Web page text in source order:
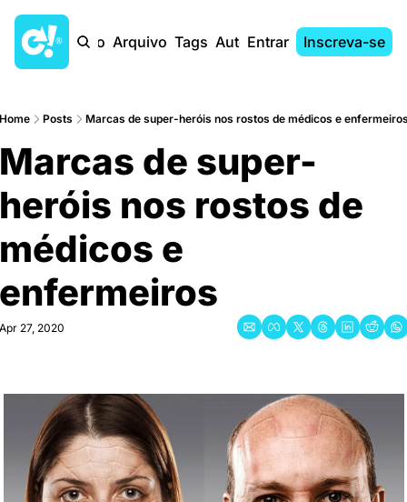
Início Arquivo Tags AutoresEntrar Inscreva-se
Posts Marcas de super-heróis nos rostos de médicos e
de super-
nos rostos de
e
27, 2020